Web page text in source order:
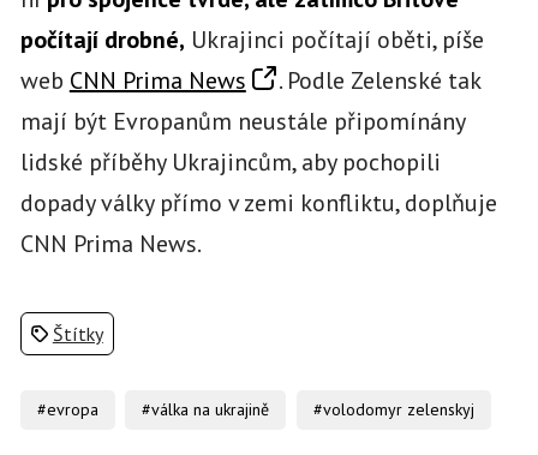
počítají drobné, Ukrajinci počítají oběti, píše
web CNN Prima News
. Podle Zelenské tak
mají být Evropanům neustále připomínány
lidské příběhy Ukrajincům, aby pochopili
dopady války přímo v zemi konfliktu, doplňuje
CNN Prima News.
Štítky
#evropa #válka na ukrajině #volodomyr zelenskyj